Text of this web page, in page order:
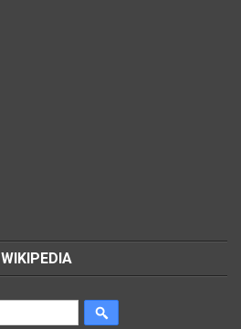
WIKIPEDIA